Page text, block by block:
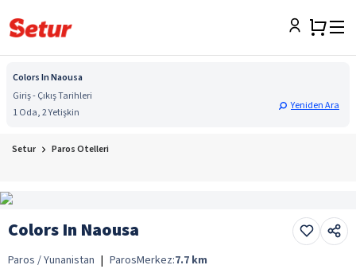
Colors In Naousa
Giriş - Çıkış Tarihleri
1 Oda, 2 Yetişkin
Yeniden Ara
Setur Paros Otelleri
Colors In Naousa
Paros / Yunanistan | ParosMerkez:7.7 km